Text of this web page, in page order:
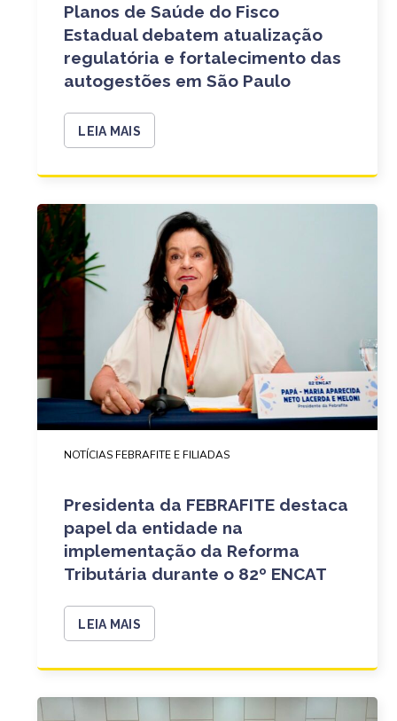
Planos de Saúde do Fisco
Estadual debatem atualização
regulatória e fortalecimento das
autogestões em São Paulo
LEIA MAIS
NOTÍCIAS FEBRAFITE E FILIADAS
Presidenta da FEBRAFITE destaca
papel da entidade na
implementação da Reforma
Tributária durante o 82º ENCAT
LEIA MAIS